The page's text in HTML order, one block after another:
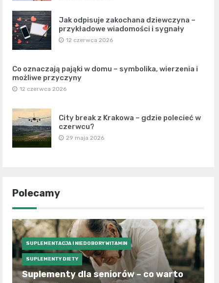
Jak odpisuje zakochana dziewczyna –
przykładowe wiadomości i sygnały
12 czerwca 2026
Co oznaczają pająki w domu – symbolika, wierzenia i
możliwe przyczyny
12 czerwca 2026
City break z Krakowa – gdzie polecieć w
czerwcu?
29 maja 2026
Polecamy
SUPLEMENTACJA I NIEDOBORY WITAMIN
SUPLEMENTY DIETY
Suplementy dla seniorów – co warto